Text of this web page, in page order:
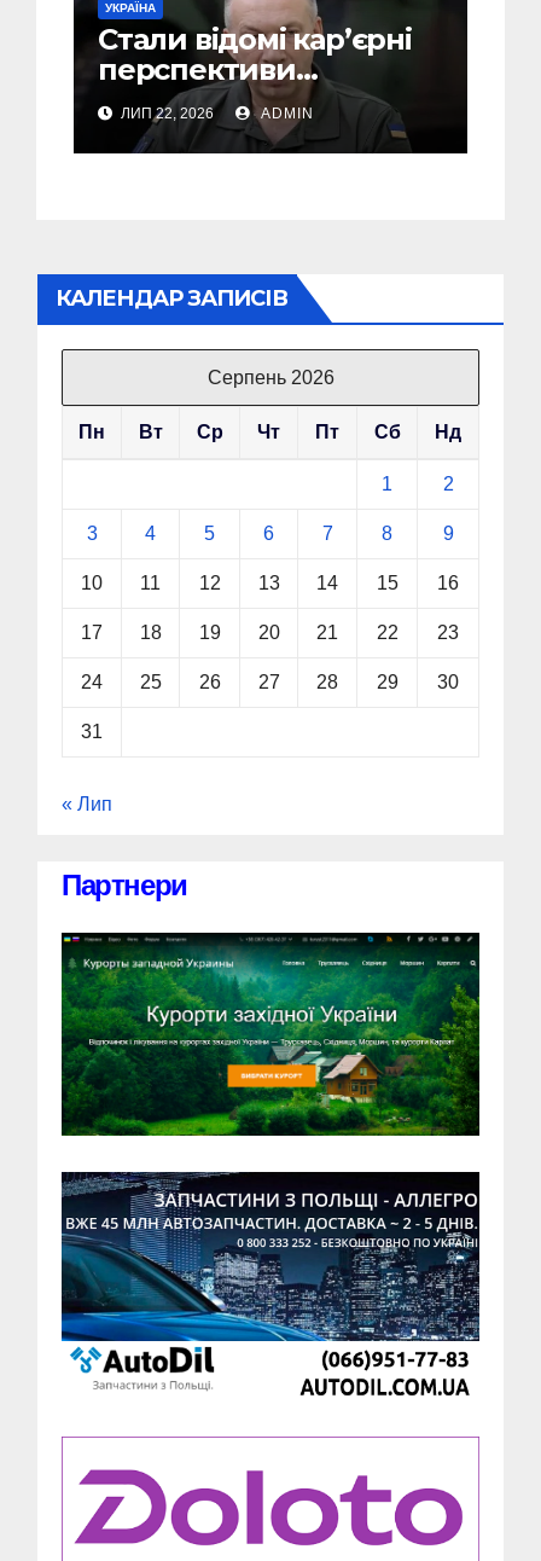
УКРАЇНА
Стали відомі кар’єрні
перспективи
Сирського після
звільнення з посади
Головкому ВСУ
ЛИП 22, 2026 ADMIN
КАЛЕНДАР ЗАПИСІВ
Серпень 2026
Пн Вт Ср Чт Пт Сб Нд
1 2
3 4 5 6 7 8 9
10 11 12 13 14 15 16
17 18 19 20 21 22 23
24 25 26 27 28 29 30
31
« Лип
Партнери